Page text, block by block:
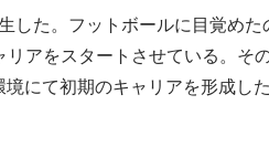
した。フットボールに目覚めた
アをスタートさせている。そ
にて初期のキャリアを形成した